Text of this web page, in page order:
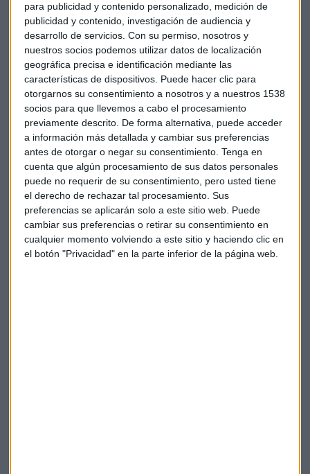
para publicidad y contenido personalizado, medición de
publicidad y contenido, investigación de audiencia y
desarrollo de servicios. Con su permiso, nosotros y
nuestros socios podemos utilizar datos de localización
geográfica precisa e identificación mediante las
características de dispositivos. Puede hacer clic para
otorgarnos su consentimiento a nosotros y a nuestros 1538
socios para que llevemos a cabo el procesamiento
previamente descrito. De forma alternativa, puede acceder
a información más detallada y cambiar sus preferencias
antes de otorgar o negar su consentimiento. Tenga en
cuenta que algún procesamiento de sus datos personales
puede no requerir de su consentimiento, pero usted tiene
el derecho de rechazar tal procesamiento. Sus
preferencias se aplicarán solo a este sitio web. Puede
cambiar sus preferencias o retirar su consentimiento en
cualquier momento volviendo a este sitio y haciendo clic en
el botón "Privacidad" en la parte inferior de la página web.
LG Iberia, sobre el fin de la producción de móviles: "Ha
sido una decisión dura"
Smartphones enrollables, robots que ponen la mesa y
más novedades del CES 2021
¿Cobra la eficiencia peso en las decisiones de los
consumidores a la hora de quedarse con una lavadora o un
microondas? según la responsable de marketing de la
tecnológica surcoreana es así porque, apunta: "todos
estamos interesados en ahorrar y más en un entorno como
el actual con los precios de la electricidad disparados
De entre todos los aparatos de los hogares, remarca
Gutiérrez cómo es elfrigoríficoel que más consume de
todos. ¿La razón? quesufuncionamiento es continuo, sin
descanso, durante las 24 horas del día y por ello es una de